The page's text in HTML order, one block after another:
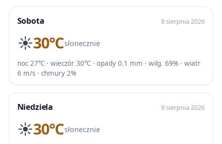
Sobota 8 sierpnia 2026
☀️30℃słonecznie
noc 27℃ · wieczór 30℃ · opady 0.1 mm · wilg. 69% · wiatr
6 m/s · chmury 2%
Niedziela 9 sierpnia 2026
☀️30℃słonecznie